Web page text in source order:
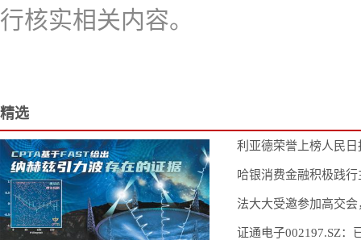
行核实相关内容。
精选
图文
利亚德荣誉上榜人民
哈银消费金融积极践
法大大受邀参加高交
证通电子002197.SZ：